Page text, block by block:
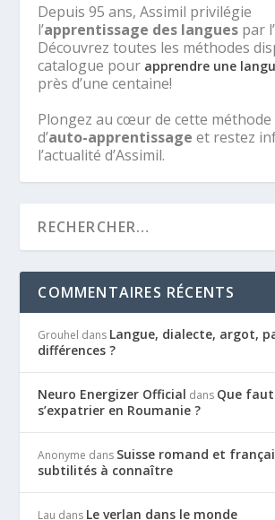
Depuis 95 ans, Assimil privilégie
l’apprentissage des langues par
Découvrez toutes les méthodes
catalogue pour apprendre une
près d’une centaine!
Plongez au cœur de cette
d’auto-apprentissage et restez
l’actualité d’Assimil.
COMMENTAIRES RÉCENTS
Grouhel dans Langue, dialecte, argot,
différences ?
Neuro Energizer Official dans Que
s’expatrier en Roumanie ?
Anonyme dans Suisse romand et
subtilités à connaître
Lau dans Le verlan dans le monde